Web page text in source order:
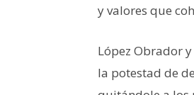
y valores que
López Obrador
la potestad de